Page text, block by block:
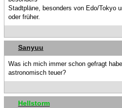
Stadtpläne, besonders von Edo/Tokyo
oder früher.
Sanyuu
Was ich mich immer schon gefragt
astronomisch teuer?
Hellstorm